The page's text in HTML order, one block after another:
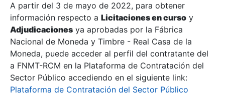
Mostrar/Ocultar
A partir del 3 de mayo de 2022, para obtener
información respecto a Licitaciones en curso y
Adjudicaciones ya aprobadas por la Fábrica
Nacional de Moneda y Timbre - Real Casa de la
Moneda, puede acceder al perfil del contratante del
a FNMT-RCM en la Plataforma de Contratación del
Sector Público accediendo en el siguiente link:
Plataforma de Contratación del Sector Público